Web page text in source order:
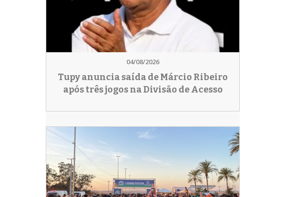
04/08/2026
Tupy anuncia saída de Márcio Ribeiro
após três jogos na Divisão de Acesso